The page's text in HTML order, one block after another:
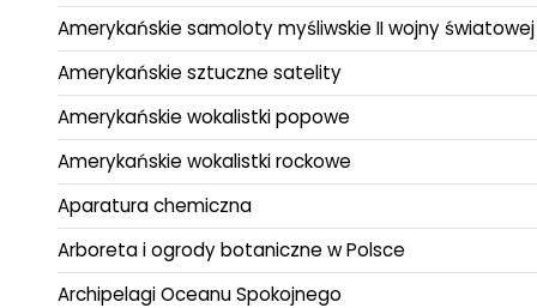
Amerykańskie samoloty myśliwskie II wojny światowej
Amerykańskie sztuczne satelity
Amerykańskie wokalistki popowe
Amerykańskie wokalistki rockowe
Aparatura chemiczna
Arboreta i ogrody botaniczne w Polsce
Archipelagi Oceanu Spokojnego